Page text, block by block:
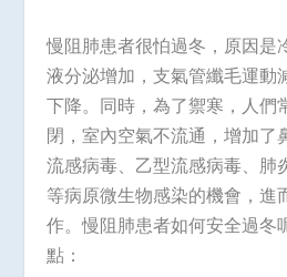
慢阻肺患者很怕過冬，原因是
液分泌增加，支氣管纖毛運動
下降。同時，為了禦寒，人們
閉，室內空氣不流通，增加了
流感病毒、乙型流感病毒、肺
等病原微生物感染的機會，進
作。慢阻肺患者如何安全過冬
點：